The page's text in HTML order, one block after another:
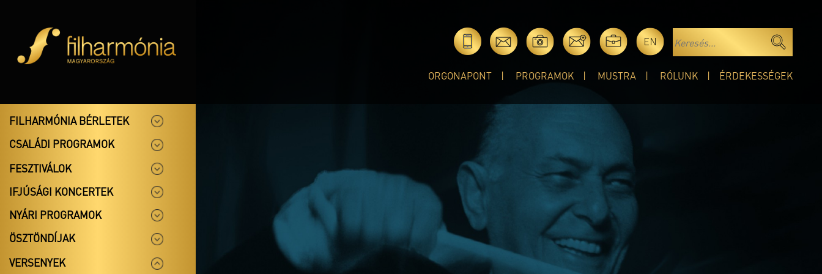
EN
ORGONAPONT PROGRAMOK MUSTRA RÓLUNK ÉRDEKESSÉGEK
FILHARMÓNIA BÉRLETEK
CSALÁDI PROGRAMOK
FESZTIVÁLOK
IFJÚSÁGI KONCERTEK
NYÁRI PROGRAMOK
ÖSZTÖNDÍJAK
VERSENYEK